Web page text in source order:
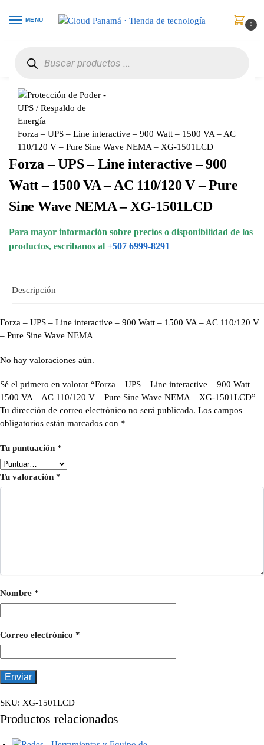
MENU
0
Forza – UPS – Line interactive – 900 Watt – 1500 VA – AC
110/120 V – Pure Sine Wave NEMA – XG-1501LCD
Forza – UPS – Line interactive – 900
Watt – 1500 VA – AC 110/120 V – Pure
Sine Wave NEMA – XG-1501LCD
Para mayor información sobre precios o disponibilidad de los
productos, escribanos al +507 6999-8291
Descripción
Forza – UPS – Line interactive – 900 Watt – 1500 VA – AC 110/120 V
– Pure Sine Wave NEMA
No hay valoraciones aún.
Sé el primero en valorar “Forza – UPS – Line interactive – 900 Watt –
1500 VA – AC 110/120 V – Pure Sine Wave NEMA – XG-1501LCD”
Tu dirección de correo electrónico no será publicada. Los campos
obligatorios están marcados con *
Tu puntuación *
Tu valoración *
Nombre *
Correo electrónico *
SKU: XG-1501LCD
Productos relacionados